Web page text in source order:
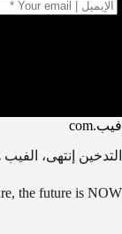
فيب.com
التدخين إنتهى،
the future is NOW!.